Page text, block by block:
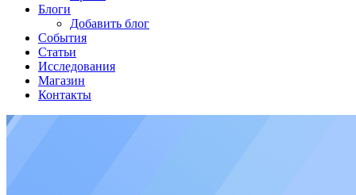
Блоги
Добавить блог
События
Статьи
Исследования
Магазин
Контакты